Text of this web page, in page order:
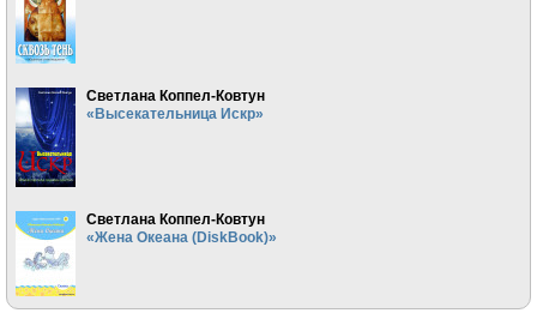
Светлана Коппел-Ковтун
«Высекательница Искр»
Светлана Коппел-Ковтун
«Жена Океана (DiskBook)»